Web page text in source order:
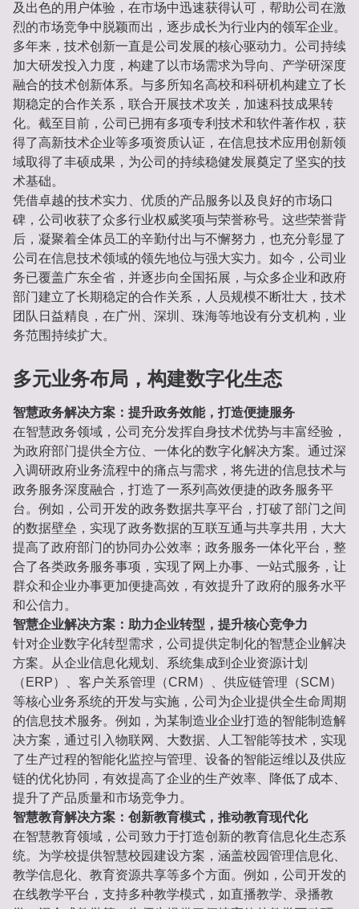
及出色的用户体验，在市场中迅速获得认可，帮助公司在激
烈的市场竞争中脱颖而出，逐步成长为行业内的领军企业。
多年来，技术创新一直是公司发展的核心驱动力。公司持续
加大研发投入力度，构建了以市场需求为导向、产学研深度
融合的技术创新体系。与多所知名高校和科研机构建立了长
期稳定的合作关系，联合开展技术攻关，加速科技成果转
化。截至目前，公司已拥有多项专利技术和软件著作权，获
得了高新技术企业等多项资质认证，在信息技术应用创新领
域取得了丰硕成果，为公司的持续稳健发展奠定了坚实的技
术基础。
凭借卓越的技术实力、优质的产品服务以及良好的市场口
碑，公司收获了众多行业权威奖项与荣誉称号。这些荣誉背
后，凝聚着全体员工的辛勤付出与不懈努力，也充分彰显了
公司在信息技术领域的领先地位与强大实力。如今，公司业
务已覆盖广东全省，并逐步向全国拓展，与众多企业和政府
部门建立了长期稳定的合作关系，人员规模不断壮大，技术
团队日益精良，在广州、深圳、珠海等地设有分支机构，业
务范围持续扩大。
多元业务布局，构建数字化生态
智慧政务解决方案：提升政务效能，打造便捷服务
在智慧政务领域，公司充分发挥自身技术优势与丰富经验，
为政府部门提供全方位、一体化的数字化解决方案。通过深
入调研政府业务流程中的痛点与需求，将先进的信息技术与
政务服务深度融合，打造了一系列高效便捷的政务服务平
台。例如，公司开发的政务数据共享平台，打破了部门之间
的数据壁垒，实现了政务数据的互联互通与共享共用，大大
提高了政府部门的协同办公效率；政务服务一体化平台，整
合了各类政务服务事项，实现了网上办事、一站式服务，让
群众和企业办事更加便捷高效，有效提升了政府的服务水平
和公信力。
智慧企业解决方案：助力企业转型，提升核心竞争力
针对企业数字化转型需求，公司提供定制化的智慧企业解决
方案。从企业信息化规划、系统集成到企业资源计划
（ERP）、客户关系管理（CRM）、供应链管理（SCM）
等核心业务系统的开发与实施，公司为企业提供全生命周期
的信息技术服务。例如，为某制造业企业打造的智能制造解
决方案，通过引入物联网、大数据、人工智能等技术，实现
了生产过程的智能化监控与管理、设备的智能运维以及供应
链的优化协同，有效提高了企业的生产效率、降低了成本、
提升了产品质量和市场竞争力。
智慧教育解决方案：创新教育模式，推动教育现代化
在智慧教育领域，公司致力于打造创新的教育信息化生态系
统。为学校提供智慧校园建设方案，涵盖校园管理信息化、
教学信息化、教育资源共享等多个方面。例如，公司开发的
在线教学平台，支持多种教学模式，如直播教学、录播教